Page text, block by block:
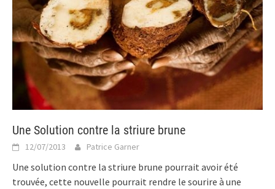
Une Solution contre la striure brune
12/07/2013 Patrice Garner
Une solution contre la striure brune pourrait avoir été
trouvée, cette nouvelle pourrait rendre le sourire à une